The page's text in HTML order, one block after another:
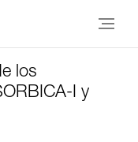
los
I y